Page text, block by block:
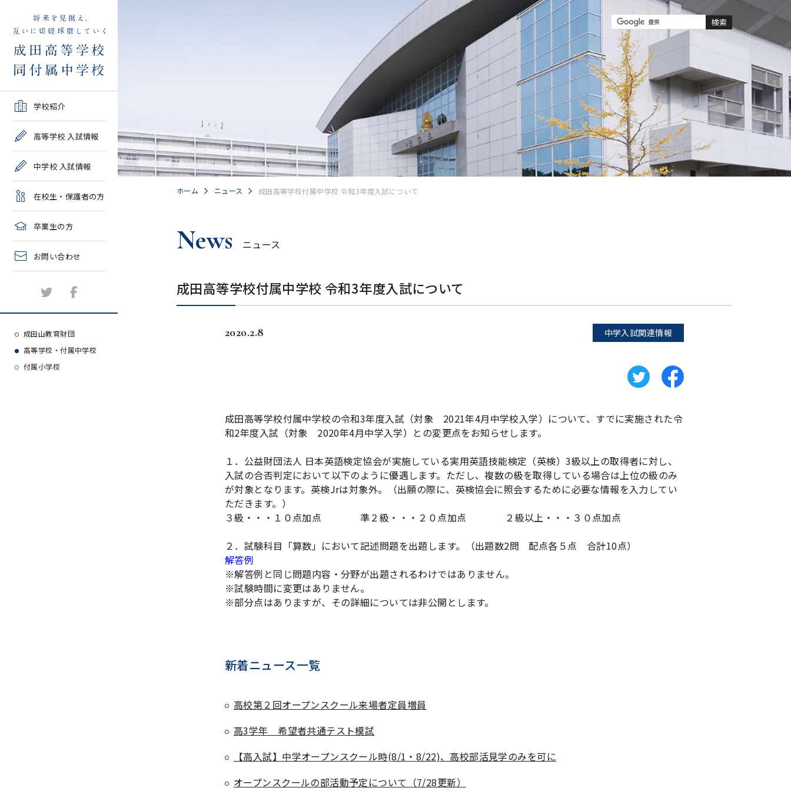
学校紹介
中学情報
高校クラブ紹介
中学クラブ紹介
施設紹介
よくある質問
大学等合格実績
高等学校 入試情報
試結果一覧
学校説明会、一般公開行
事、塾対象入試説明会
中学校 入試情報
試結果一覧
学校説明会、入試説明
会、一般公開行事
在校生・保護者の方
処について
年間教育計画
臨時休校等の特別措置に
卒業生の方
み
2027年度教育実習申し込
み
お問い合わせ
成田山教育財団
高等学校・付属中学校
付属小学校
ホーム ニュース 成田高等学校付属中学校 令和3年度入試について
News ニュース
成田高等学校付属中学校 令和3年度入試について
2020.2.8 中学入試関連情報
成田高等学校付属中学校の令和3年度入試（対象 2021年4月中学校入学）について、すでに実施された令
和2年度入試（対象 2020年4月中学入学）との変更点をお知らせします。
１．公益財団法人 日本英語検定協会が実施している実用英語技能検定（英検）3級以上の取得者に対し、
入試の合否判定において以下のように優遇します。ただし、複数の級を取得している場合は上位の級のみ
が対象となります。英検Jrは対象外。（出願の際に、英検協会に照会するために必要な情報を入力してい
ただきます。）
３級・・・１０点加点 準２級・・・２０点加点 ２級以上・・・３０点加点
２．試験科目「算数」において記述問題を出題します。（出題数2問 配点各５点 合計10点）
解答例
※解答例と同じ問題内容・分野が出題されるわけではありません。
※試験時間に変更はありません。
※部分点はありますが、その詳細については非公開とします。
新着ニュース一覧
高校第２回オープンスクール来場者定員増員
高3学年 希望者共通テスト模試
【高入試】中学オープンスクール時(8/1・8/22)、高校部活見学のみを可に
オープンスクールの部活動予定について（7/28更新）